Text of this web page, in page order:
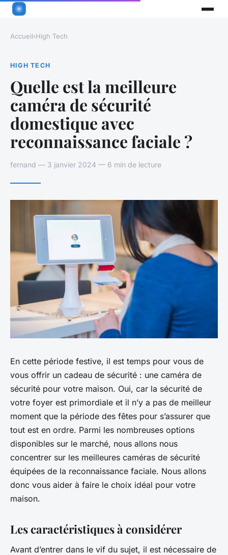
Accueil›High Tech
HIGH TECH
Quelle est la meilleure
caméra de sécurité
domestique avec
reconnaissance faciale ?
fernand — 3 janvier 2024 — 6 min de lecture
En cette période festive, il est temps pour vous de
vous offrir un cadeau de sécurité : une caméra de
sécurité pour votre maison. Oui, car la sécurité de
votre foyer est primordiale et il n’y a pas de meilleur
moment que la période des fêtes pour s’assurer que
tout est en ordre. Parmi les nombreuses options
disponibles sur le marché, nous allons nous
concentrer sur les meilleures caméras de sécurité
équipées de la reconnaissance faciale. Nous allons
donc vous aider à faire le choix idéal pour votre
maison.
Les caractéristiques à considérer
Avant d’entrer dans le vif du sujet, il est nécessaire de